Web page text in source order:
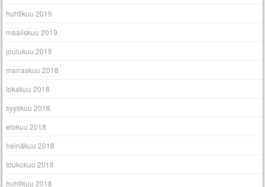
huhtikuu 2019
maaliskuu 2019
joulukuu 2018
marraskuu 2018
lokakuu 2018
syyskuu 2018
elokuu 2018
heinäkuu 2018
toukokuu 2018
huhtikuu 2018